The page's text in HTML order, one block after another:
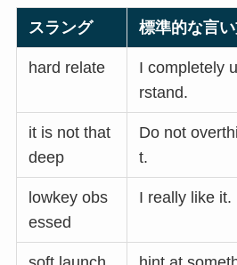
スラング 標準的な言
hard relate
I completely
rstand.
it is not that
deep
Do not
t.
lowkey obs
essed
I really like it.